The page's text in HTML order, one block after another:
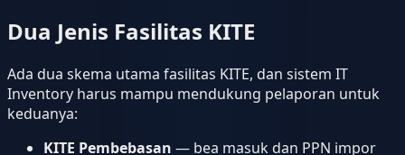
Dua Jenis Fasilitas KITE
Ada dua skema utama fasilitas KITE, dan sistem IT
Inventory harus mampu mendukung pelaporan untuk
keduanya:
KITE Pembebasan — bea masuk dan PPN impor